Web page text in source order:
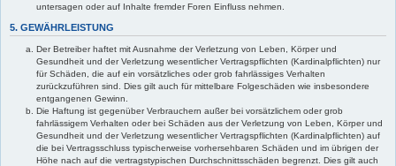
untersagen oder auf Inhalte fremder Foren Einfluss nehmen.
5. GEWÄHRLEISTUNG
Der Betreiber haftet mit Ausnahme der Verletzung von Leben, Körper und
Gesundheit und der Verletzung wesentlicher Vertragspflichten (Kardinalpflichten) nur
für Schäden, die auf ein vorsätzliches oder grob fahrlässiges Verhalten
zurückzuführen sind. Dies gilt auch für mittelbare Folgeschäden wie insbesondere
entgangenen Gewinn.
Die Haftung ist gegenüber Verbrauchern außer bei vorsätzlichem oder grob
fahrlässigem Verhalten oder bei Schäden aus der Verletzung von Leben, Körper und
Gesundheit und der Verletzung wesentlicher Vertragspflichten (Kardinalpflichten) auf
die bei Vertragsschluss typischerweise vorhersehbaren Schäden und im übrigen der
Höhe nach auf die vertragstypischen Durchschnittsschäden begrenzt. Dies gilt auch